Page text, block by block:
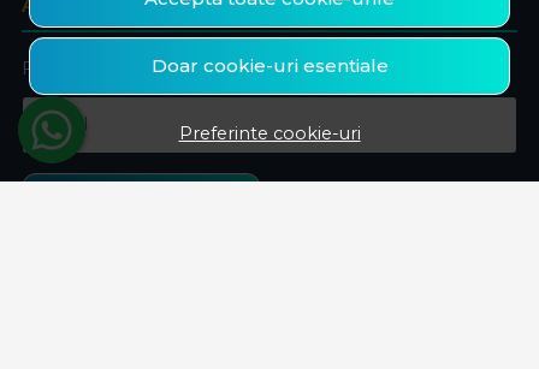
Doar cookie-uri esentiale
Preferinte cookie-uri
ABONEAZA-TE LA NEWSLETTER
Fii la curent cu toate promotiile si produsele noi din shop!
Email